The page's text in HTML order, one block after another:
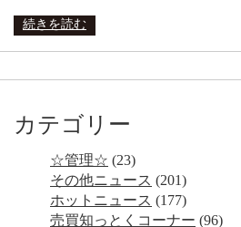
続きを読む
カテゴリー
☆管理☆ (23)
その他ニュース (201)
ホットニュース (177)
売買知っとくコーナー (96)